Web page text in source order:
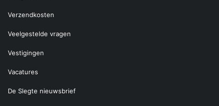
Verzendkosten
Veelgestelde vragen
Vestigingen
Vacatures
De Slegte nieuwsbrief